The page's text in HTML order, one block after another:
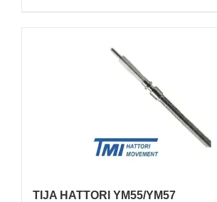
TIJA HATTORI YM55/YM57